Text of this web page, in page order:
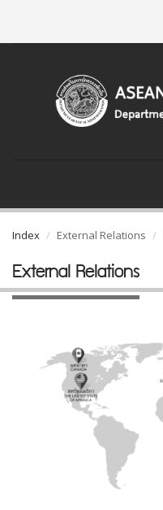
Index External Relations
External Relations